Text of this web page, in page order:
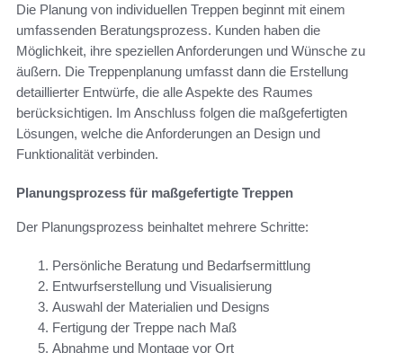
Die Planung von individuellen Treppen beginnt mit einem
umfassenden Beratungsprozess. Kunden haben die
Möglichkeit, ihre speziellen Anforderungen und Wünsche zu
äußern. Die Treppenplanung umfasst dann die Erstellung
detaillierter Entwürfe, die alle Aspekte des Raumes
berücksichtigen. Im Anschluss folgen die maßgefertigten
Lösungen, welche die Anforderungen an Design und
Funktionalität verbinden.
Planungsprozess für maßgefertigte Treppen
Der Planungsprozess beinhaltet mehrere Schritte:
Persönliche Beratung und Bedarfsermittlung
Entwurfserstellung und Visualisierung
Auswahl der Materialien und Designs
Fertigung der Treppe nach Maß
Abnahme und Montage vor Ort